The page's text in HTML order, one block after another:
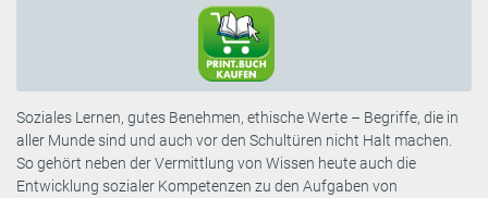
Soziales Lernen, gutes Benehmen, ethische Werte – Begriffe, die in
aller Munde sind und auch vor den Schultüren nicht Halt machen.
So gehört neben der Vermittlung von Wissen heute auch die
Entwicklung sozialer Kompetenzen zu den Aufgaben von